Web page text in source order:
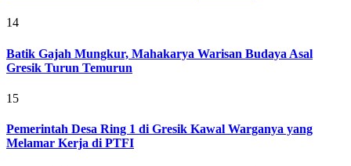
14
Batik Gajah Mungkur, Mahakarya Warisan Budaya Asal
Gresik Turun Temurun
15
Pemerintah Desa Ring 1 di Gresik Kawal Warganya yang
Melamar Kerja di PTFI